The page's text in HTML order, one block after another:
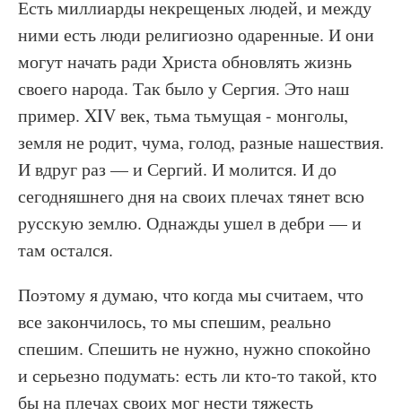
Есть миллиарды некрещеных людей, и между
ними есть люди религиозно одаренные. И они
могут начать ради Христа обновлять жизнь
своего народа. Так было у Сергия. Это наш
пример. XIV век, тьма тьмущая - монголы,
земля не родит, чума, голод, разные нашествия.
И вдруг раз — и Сергий. И молится. И до
сегодняшнего дня на своих плечах тянет всю
русскую землю. Однажды ушел в дебри — и
там остался.
Поэтому я думаю, что когда мы считаем, что
все закончилось, то мы спешим, реально
спешим. Спешить не нужно, нужно спокойно
и серьезно подумать: есть ли кто-то такой, кто
бы на плечах своих мог нести тяжесть